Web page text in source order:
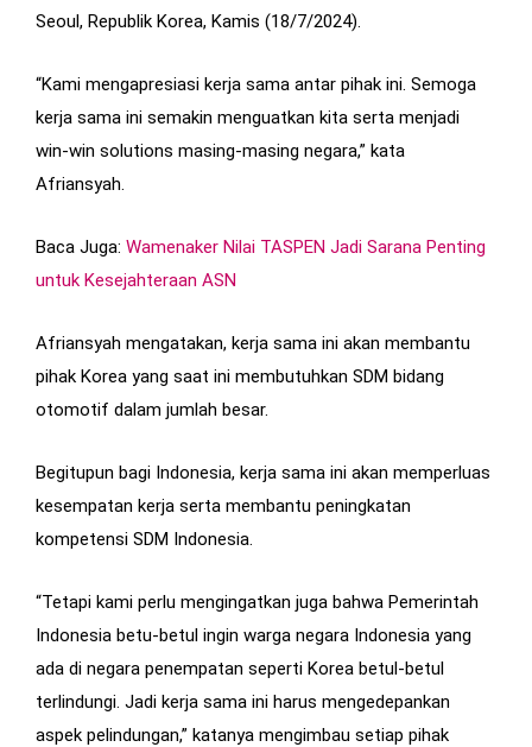
Seoul, Republik Korea, Kamis (18/7/2024).
“Kami mengapresiasi kerja sama antar pihak ini. Semoga
kerja sama ini semakin menguatkan kita serta menjadi
win-win solutions masing-masing negara,” kata
Afriansyah.
Baca Juga: Wamenaker Nilai TASPEN Jadi Sarana Penting
untuk Kesejahteraan ASN
Afriansyah mengatakan, kerja sama ini akan membantu
pihak Korea yang saat ini membutuhkan SDM bidang
otomotif dalam jumlah besar.
Begitupun bagi Indonesia, kerja sama ini akan memperluas
kesempatan kerja serta membantu peningkatan
kompetensi SDM Indonesia.
“Tetapi kami perlu mengingatkan juga bahwa Pemerintah
Indonesia betu-betul ingin warga negara Indonesia yang
ada di negara penempatan seperti Korea betul-betul
terlindungi. Jadi kerja sama ini harus mengedepankan
aspek pelindungan,” katanya mengimbau setiap pihak